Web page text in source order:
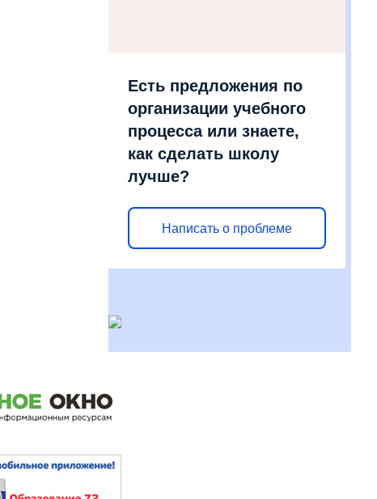
Есть предложения по
организации учебного
процесса или знаете,
как сделать школу
лучше?
Написать о проблеме